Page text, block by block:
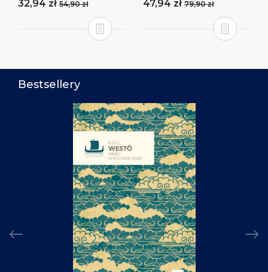
32,94 zł 54,90 zł 47,94 zł 79,90 zł
Bestsellery